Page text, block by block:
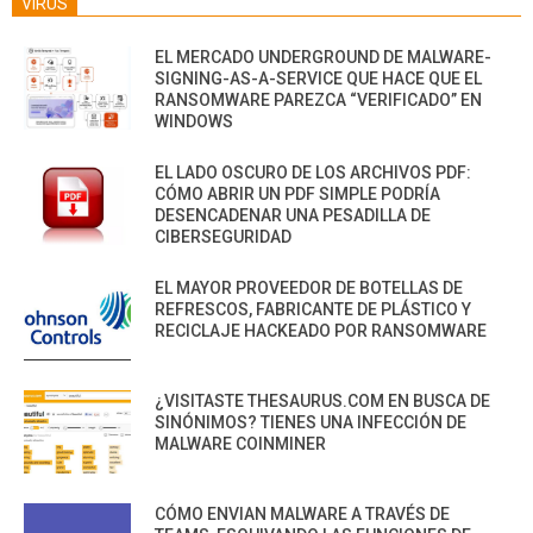
VIRUS
EL MERCADO UNDERGROUND DE MALWARE-
SIGNING-AS-A-SERVICE QUE HACE QUE EL
RANSOMWARE PAREZCA “VERIFICADO” EN
WINDOWS
EL LADO OSCURO DE LOS ARCHIVOS PDF:
CÓMO ABRIR UN PDF SIMPLE PODRÍA
DESENCADENAR UNA PESADILLA DE
CIBERSEGURIDAD
EL MAYOR PROVEEDOR DE BOTELLAS DE
REFRESCOS, FABRICANTE DE PLÁSTICO Y
RECICLAJE HACKEADO POR RANSOMWARE
¿VISITASTE THESAURUS.COM EN BUSCA DE
SINÓNIMOS? TIENES UNA INFECCIÓN DE
MALWARE COINMINER
CÓMO ENVIAN MALWARE A TRAVÉS DE